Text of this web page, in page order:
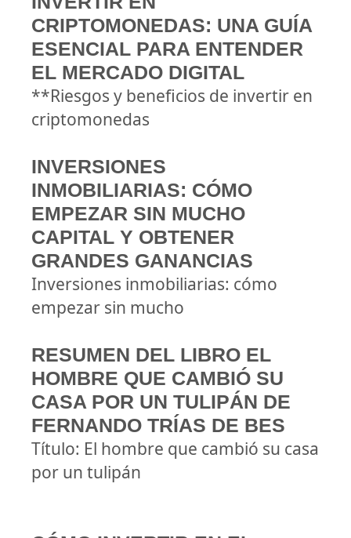
CRIPTOMONEDAS: UNA GUÍA
ESENCIAL PARA ENTENDER
EL MERCADO DIGITAL
**Riesgos y beneficios de invertir en
criptomonedas
INVERSIONES
INMOBILIARIAS: CÓMO
EMPEZAR SIN MUCHO
CAPITAL Y OBTENER
GRANDES GANANCIAS
Inversiones inmobiliarias: cómo
empezar sin mucho
RESUMEN DEL LIBRO EL
HOMBRE QUE CAMBIÓ SU
CASA POR UN TULIPÁN DE
FERNANDO TRÍAS DE BES
Título: El hombre que cambió su casa
por un tulipán